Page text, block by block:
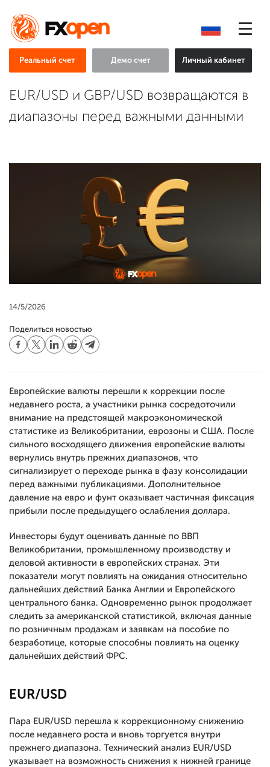
Реальный счет Демо счет Личный кабинет
EUR/USD и GBP/USD возвращаются в
диапазоны перед важными данными
14/5/2026
Поделиться новостью
Европейские валюты перешли к коррекции после
недавнего роста, а участники рынка сосредоточили
внимание на предстоящей макроэкономической
статистике из Великобритании, еврозоны и США. После
сильного восходящего движения европейские валюты
вернулись внутрь прежних диапазонов, что
сигнализирует о переходе рынка в фазу консолидации
перед важными публикациями. Дополнительное
давление на евро и фунт оказывает частичная фиксация
прибыли после предыдущего ослабления доллара.
Инвесторы будут оценивать данные по ВВП
Великобритании, промышленному производству и
деловой активности в европейских странах. Эти
показатели могут повлиять на ожидания относительно
дальнейших действий Банка Англии и Европейского
центрального банка. Одновременно рынок продолжает
следить за американской статистикой, включая данные
по розничным продажам и заявкам на пособие по
безработице, которые способны повлиять на оценку
дальнейших действий ФРС.
EUR/USD
Пара EUR/USD перешла к коррекционному снижению
после недавнего роста и вновь торгуется внутри
прежнего диапазона. Технический анализ EUR/USD
указывает на возможность снижения к нижней границе